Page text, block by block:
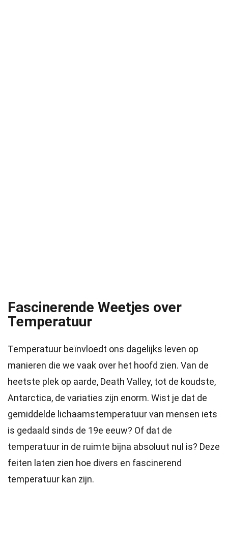
Fascinerende Weetjes over
Temperatuur
Temperatuur beïnvloedt ons dagelijks leven op
manieren die we vaak over het hoofd zien. Van de
heetste plek op aarde, Death Valley, tot de koudste,
Antarctica, de variaties zijn enorm. Wist je dat de
gemiddelde lichaamstemperatuur van mensen iets
is gedaald sinds de 19e eeuw? Of dat de
temperatuur in de ruimte bijna absoluut nul is? Deze
feiten laten zien hoe divers en fascinerend
temperatuur kan zijn.